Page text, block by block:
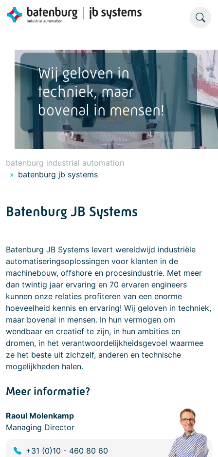
Wij geloven in
techniek, maar
bovenal in mensen!
batenburg industrial automation
batenburg jb systems
Batenburg JB Systems
Batenburg JB Systems levert wereldwijd industriële
automatiseringsoplossingen voor klanten in de
machinebouw, offshore en procesindustrie. Met meer
dan twintig jaar ervaring en 70 ervaren engineers
kunnen onze relaties profiteren van een enorme
hoeveelheid kennis en ervaring! Wij geloven in techniek,
maar bovenal in mensen. In hun vermogen om
wendbaar en creatief te zijn, in hun ambities en
dromen, in het verantwoordelijkheidsgevoel waarmee
ze het beste uit zichzelf, anderen en technische
mogelijkheden halen.
Meer informatie?
Raoul Molenkamp
Managing Director
+31 (0)10 - 460 80 60